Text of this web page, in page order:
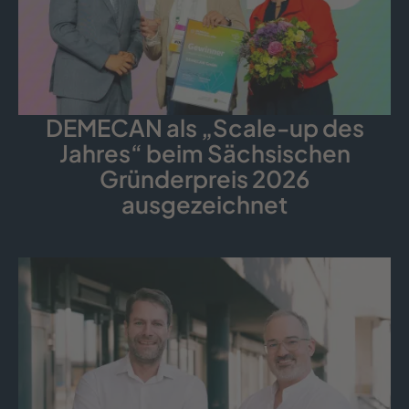
DEMECAN als „Scale-up des
Jahres“ beim Sächsischen
Gründerpreis 2026
ausgezeichnet